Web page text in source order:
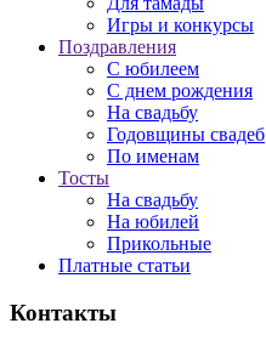
Игры и конкурсы
Поздравления
С юбилеем
С днем рождения
На свадьбу
Годовщины свадеб
По именам
Тосты
На свадьбу
На юбилей
Прикольные
Платные статьи
Контакты